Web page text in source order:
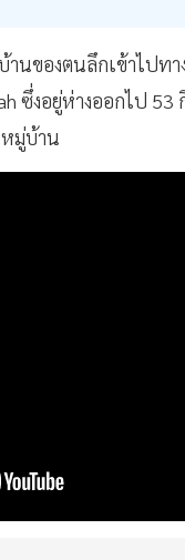
านของตนลึกเข้าไปท
ซึ่งอยู่ห่างออกไป 53
มู่บ้าน